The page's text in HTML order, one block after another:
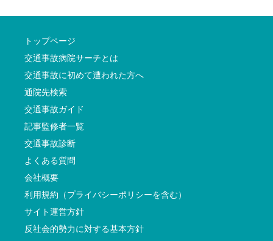
トップページ
交通事故病院サーチとは
交通事故に初めて遭われた方へ
通院先検索
交通事故ガイド
記事監修者一覧
交通事故診断
よくある質問
会社概要
利用規約（プライバシーポリシーを含む）
サイト運営方針
反社会的勢力に対する基本方針